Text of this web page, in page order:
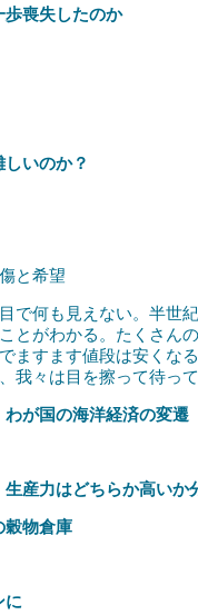
歩喪失したのか
いのか？
と希望
で何も見えない。半世
とがわかる。たくさん
ますます値段は安くな
我々は目を擦って待っ
が国の海洋経済の変遷
産力はどちらか高いか
穀物倉庫
に